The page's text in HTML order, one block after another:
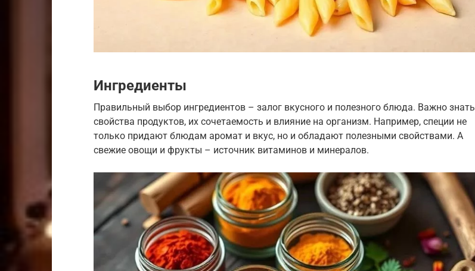
Ингредиенты
Правильный выбор ингредиентов – залог вкусного и полезного блюда. Важно знать
свойства продуктов, их сочетаемость и влияние на организм. Например, специи не
только придают блюдам аромат и вкус, но и обладают полезными свойствами. А
свежие овощи и фрукты – источник витаминов и минералов.